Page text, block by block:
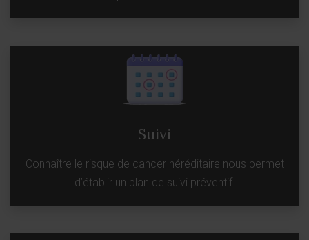
Suivi
Connaître le risque de cancer héréditaire nous permet
d’établir un plan de suivi préventif.